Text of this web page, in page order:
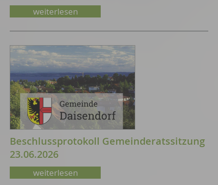
weiterlesen
Beschlussprotokoll Gemeinderatssitzung
23.06.2026
weiterlesen